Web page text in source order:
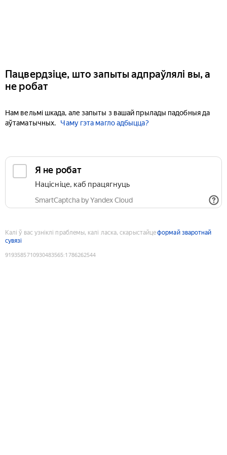
Пацвердзіце, што запыты адпраўлялі вы, а
не робат
Нам вельмі шкада, але запыты з вашай прылады падобныя да
аўтаматычных.
Чаму гэта магло адбыцца?
Я не робат
Націсніце, каб працягнуць
SmartCaptcha by Yandex Cloud
Калі ў вас узніклі праблемы, калі ласка, скарыстайцеформай зваротнай
сувязі
9193585710930483565:1786262544